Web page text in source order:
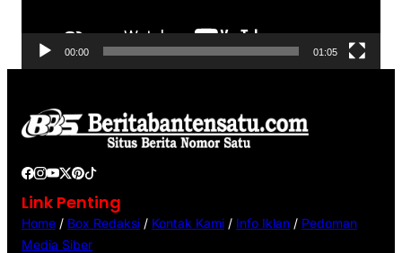
o
00:00 01:05
Link Penting
Home / Box Redaksi / Kontak Kami / Info Iklan / Pedoman
Media Siber